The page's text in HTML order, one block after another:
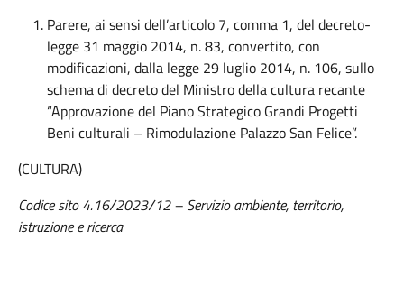
Parere, ai sensi dell’articolo 7, comma 1, del decreto-
legge 31 maggio 2014, n. 83, convertito, con
modificazioni, dalla legge 29 luglio 2014, n. 106, sullo
schema di decreto del Ministro della cultura recante
“Approvazione del Piano Strategico Grandi Progetti
Beni culturali – Rimodulazione Palazzo San Felice”.
(CULTURA)
Codice sito 4.16/2023/12 – Servizio ambiente, territorio,
istruzione e ricerca